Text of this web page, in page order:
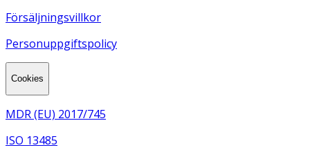
Försäljningsvillkor
Personuppgiftspolicy
Cookies
MDR (EU) 2017/745
ISO 13485